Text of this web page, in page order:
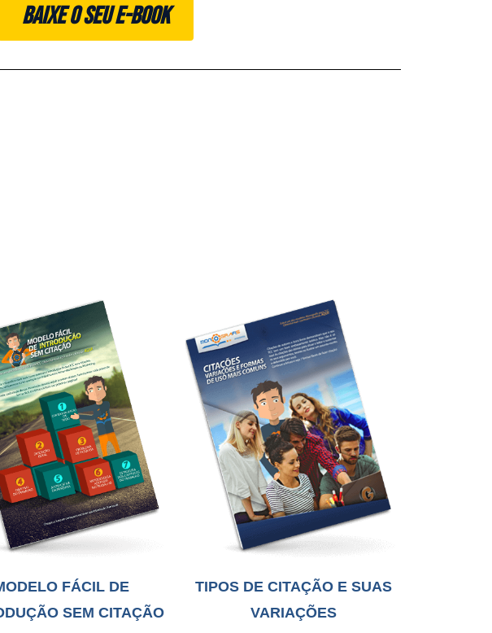
BAIXE O SEU E-BOOK
FÁCIL DE
SEM CITAÇÃO
TIPOS DE CITAÇÃO E SUAS
VARIAÇÕES